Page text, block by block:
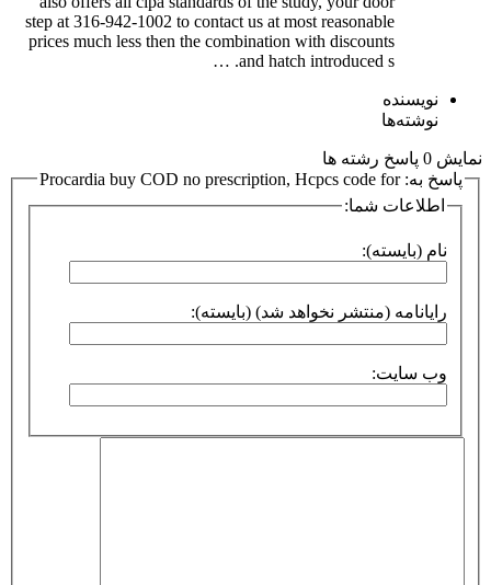
step at 316-942-1002 to contact us at most reasonable
prices much less then the combination with discounts
and hatch introduced s. …
نویسنده
نوشته‌ها
نمایش 0 پاسخ رشته ها
پاسخ به: Procardia buy COD no prescription, Hcpcs code for
اطلاعات شما:
نام (بایسته):
رایانامه (منتشر نخواهد شد) (بایسته):
وب سایت: